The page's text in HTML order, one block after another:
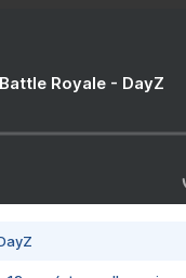
Royale - DayZ